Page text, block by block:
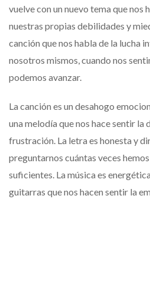
vuelve con un nuevo tema que nos
nuestras propias debilidades y
canción que nos habla de la lucha
nosotros mismos, cuando nos
podemos avanzar.
La canción es un desahogo
una melodía que nos hace sentir la
frustración. La letra es honesta y
preguntarnos cuántas veces
suficientes. La música es
guitarras que nos hacen sentir la